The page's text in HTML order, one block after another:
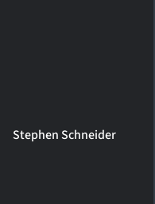
Stephen Schneider